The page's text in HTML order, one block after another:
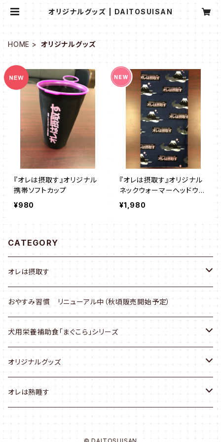
オリジナルグッズ | DAITOSUISAN
HOME オリジナルグッズ
『オレは摂取す』オリジナル
携帯ソフトカップ
¥980
『オレは摂取す』オリジナル
ネックウォーマーヘッドウェ
ア
¥1,980
CATEGORY
オレは摂取す
差し入れ用『オレは摂取す』36本入り
おやすみ習慣 リニューアル中（秋頃販売開始予定）
犬用栄養補助食「まぐこら」シリーズ
まぐこらトリーツ
オリジナルグッズ
「オレは摂取す」オリジナルグッズ
オレは熟睡す